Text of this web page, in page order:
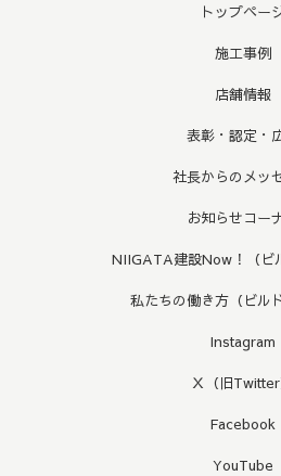
トップペー
施工事例
店舗情報
表彰・認定・
社長からのメッ
お知らせコー
NIIGATA建設Now！（ビ
私たちの働き方（ビル
Instagram
Ｘ（旧Twitter
Facebook
YouTube